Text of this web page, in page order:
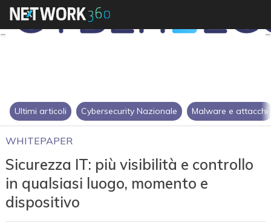
Ultimi articoli Cybersecurity Nazionale Malware e attacchi
WHITEPAPER
Sicurezza IT: più visibilità e controllo
in qualsiasi luogo, momento e
dispositivo